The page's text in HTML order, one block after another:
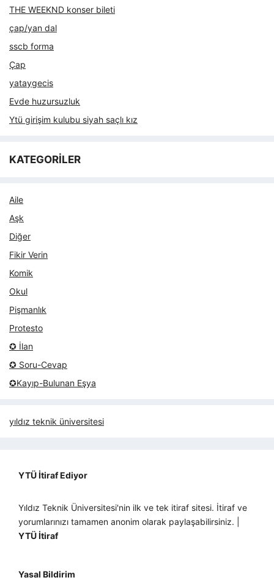
THE WEEKND konser bileti
çap/yan dal
sscb forma
Çap
yataygecis
Evde huzursuzluk
Ytü girişim kulubu siyah saçlı kız
KATEGORİLER
Aile
Aşk
Diğer
Fikir Verin
Komik
Okul
Pişmanlık
Protesto
✪ İlan
✪ Soru-Cevap
✪Kayıp-Bulunan Eşya
yıldız teknik üniversitesi
YTÜ İtiraf Ediyor
Yıldız Teknik Üniversitesi'nin ilk ve tek itiraf sitesi. İtiraf ve
yorumlarınızı tamamen anonim olarak paylaşabilirsiniz. |
YTÜ İtiraf
Yasal Bildirim